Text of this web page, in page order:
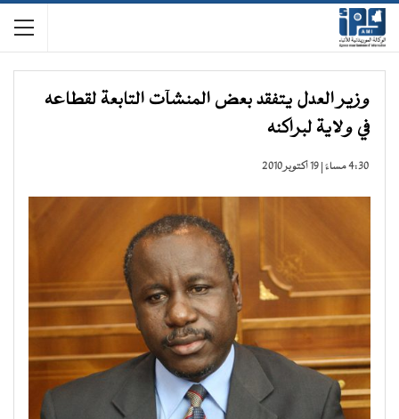
وزير العدل يتفقد بعض المنشآت التابعة لقطاعه
في ولاية لبراكنه
4:30 مساءً | 19 أكتوبر 2010